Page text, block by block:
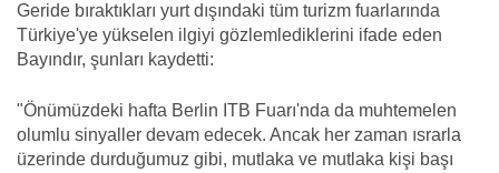
Geride bıraktıkları yurt dışındaki tüm turizm fuarlarında
Türkiye'ye yükselen ilgiyi gözlemlediklerini ifade eden
Bayındır, şunları kaydetti:
"Önümüzdeki hafta Berlin ITB Fuarı'nda da muhtemelen
olumlu sinyaller devam edecek. Ancak her zaman ısrarla
üzerinde durduğumuz gibi, mutlaka ve mutlaka kişi başı